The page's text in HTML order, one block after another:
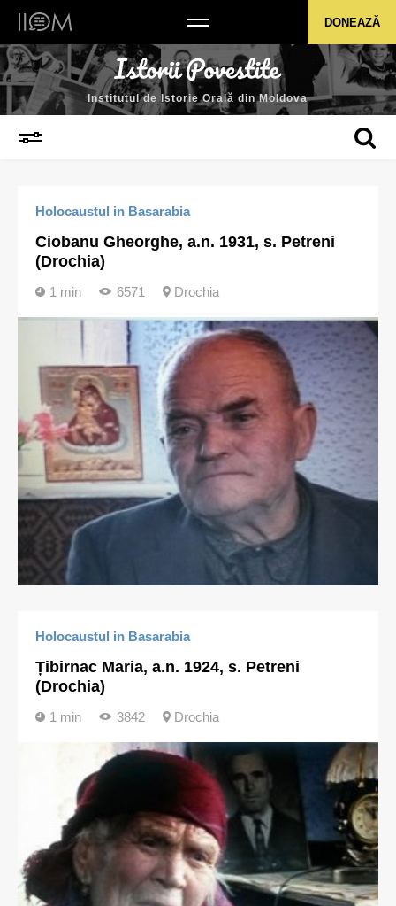
Institutul de Istorie Orală din MoldovaDONEAZĂ
Institutul de Istorie Orală din Moldova
Holocaustul in Basarabia
Ciobanu Gheorghe, a.n. 1931, s. Petreni
(Drochia)
1 min 6571 Drochia
Holocaustul in Basarabia
Țibirnac Maria, a.n. 1924, s. Petreni
(Drochia)
1 min 3842 Drochia